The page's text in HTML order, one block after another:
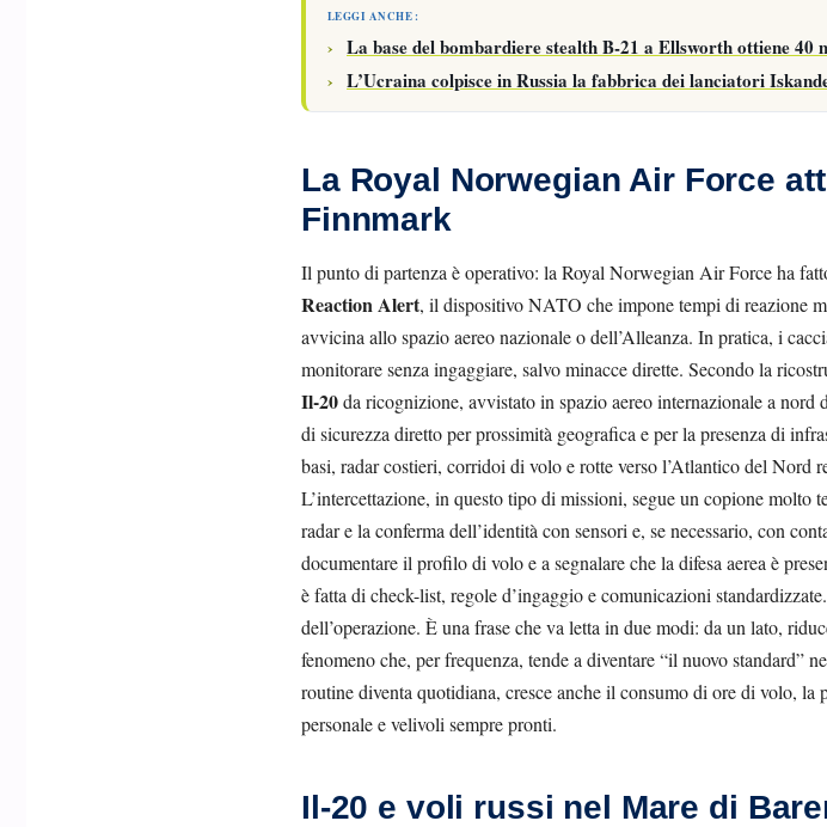
LEGGI ANCHE :
La base del bombardiere stealth B-21 a Ellsworth ottiene
L’Ucraina colpisce in Russia la fabbrica dei lanciatori
La Royal Norwegian Air Force
Finnmark
Il punto di partenza è operativo: la Royal Norwegian Air Force ha
Reaction Alert, il dispositivo NATO che impone tempi di reazione
avvicina allo spazio aereo nazionale o dell’Alleanza. In pratica, i
monitorare senza ingaggiare, salvo minacce dirette. Secondo la
Il-20da ricognizione, avvistato in spazio aereo internazionale a
di sicurezza diretto per prossimità geografica e per la presenza di
basi, radar costieri, corridoi di volo e rotte verso l’Atlantico del Nord
L’intercettazione, in questo tipo di missioni, segue un copione molto
radar e la conferma dell’identità con sensori e, se necessario, con
documentare il profilo di volo e a segnalare che la difesa aerea è
è fatta di check-list, regole d’ingaggio e comunicazioni
dell’operazione. È una frase che va letta in due modi: da un lato,
fenomeno che, per frequenza, tende a diventare “il nuovo standard”
routine diventa quotidiana, cresce anche il consumo di ore di volo, la
personale e velivoli sempre pronti.
Il-20 e voli russi nel Mare di